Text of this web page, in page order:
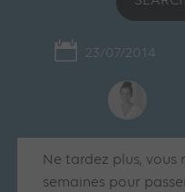
23/07/2014
Ne tardez plus, vous
semaines pour